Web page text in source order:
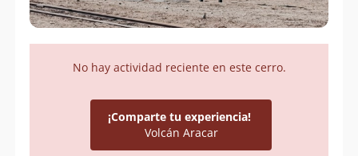
No hay actividad reciente en este cerro.
¡Comparte tu experiencia!
Volcán Aracar